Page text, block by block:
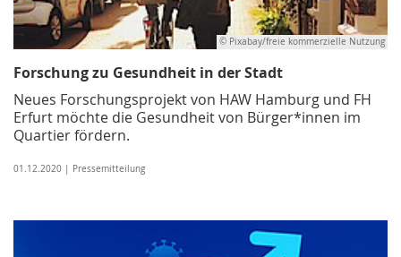
© Pixabay/freie kommerzielle Nutzung
Forschung zu Gesundheit in der Stadt
Neues Forschungsprojekt von HAW Hamburg und FH
Erfurt möchte die Gesundheit von Bürger*innen im
Quartier fördern.
01.12.2020 | Pressemitteilung